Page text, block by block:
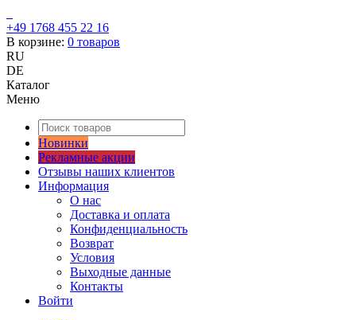
+49 1768 455 22 16
В корзине: 0 товаров
RU
DE
Каталог
Меню
Новинки
Рекламные акции
Отзывы наших клиентов
Информация
О нас
Доставка и оплата
Конфиденциальность
Возврат
Условия
Выходные данные
Контакты
Войти